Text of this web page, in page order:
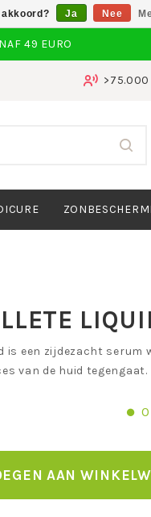
>75.000
is een zijdezacht serum
van de huid tegengaat.
AAN
Ja Nee